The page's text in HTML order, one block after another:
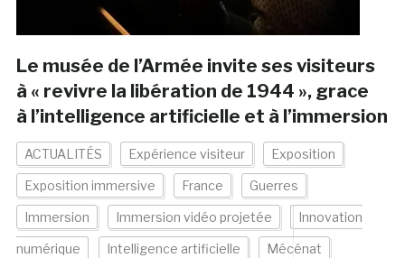
Le musée de l’Armée invite ses visiteurs
à « revivre la libération de 1944 », grace
à l’intelligence artificielle et à l’immersion
ACTUALITÉS Expérience visiteur Exposition
Exposition immersive France Guerres
Immersion Immersion vidéo projetée Innovation
numérique Intelligence artificielle Mécénat